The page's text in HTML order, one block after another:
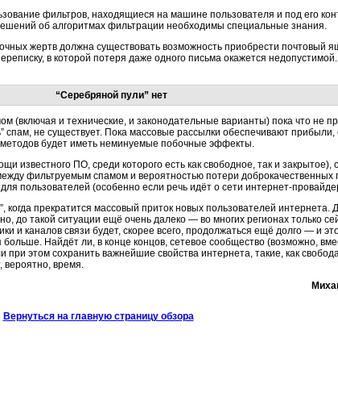
фильтров, находящиеся на машине пользователя и под его
об алгоритмах фильтрации необходимы специальные знания.
жертв должна существовать возможность приобрести почтовый
в которой потеря даже одного письма окажется
“Серебряной пули” нет
(включая и технические, и законодательные варианты) пока что не
спам, не существует. Пока массовые рассылки обеспечивают
будет иметь неминуемые побочные эффекты.
известного ПО, среди которого есть как свободное, так и
фильтруемым спамом и вероятностью потери доброкачественных
пользователей (особенно если речь идёт о сети интернет-
прекратится массовый приток новых пользователей интернета.
до такой ситуации ещё очень далеко — во многих регионах только
и каналов связи будет, скорее всего, продолжаться ещё долго — и
Найдёт ли, в конце концов, сетевое сообщество (возможно,
этом сохранить важнейшие свойства интернета, такие, как
вероятно, время.
Вернуться на главную страницу обзора